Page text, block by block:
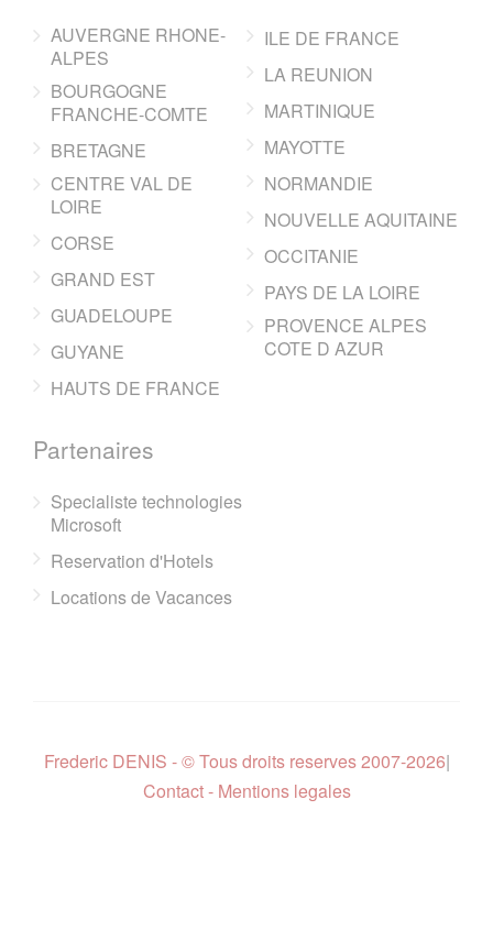
AUVERGNE RHONE-
ALPES
BOURGOGNE
FRANCHE-COMTE
BRETAGNE
CENTRE VAL DE
LOIRE
CORSE
GRAND EST
GUADELOUPE
GUYANE
HAUTS DE FRANCE
ILE DE FRANCE
LA REUNION
MARTINIQUE
MAYOTTE
NORMANDIE
NOUVELLE AQUITAINE
OCCITANIE
PAYS DE LA LOIRE
PROVENCE ALPES
COTE D AZUR
Partenaires
Specialiste technologies
Microsoft
Reservation d'Hotels
Locations de Vacances
Frederic DENIS - © Tous droits reserves 2007-2026|
Contact - Mentions legales